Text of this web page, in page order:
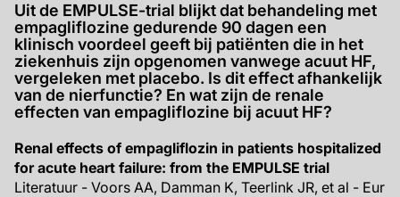
Uit de EMPULSE-trial blijkt dat behandeling met
empagliflozine gedurende 90 dagen een
klinisch voordeel geeft bij patiënten die in het
ziekenhuis zijn opgenomen vanwege acuut HF,
vergeleken met placebo. Is dit effect afhankelijk
van de nierfunctie? En wat zijn de renale
effecten van empagliflozine bij acuut HF?
Renal effects of empagliflozin in patients hospitalized
for acute heart failure: from the EMPULSE trial
Literatuur - Voors AA, Damman K, Teerlink JR, et al - Eur